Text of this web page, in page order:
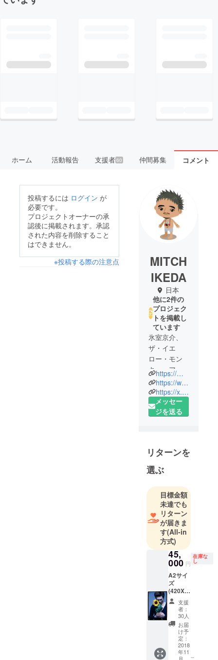
ホーム 活動報告 支援者60 仲間募集 コメント
投稿するには ログイン が
必要です。
プロジェクトオーナーの承
認後に掲載されます。承認
された内容を削除すること
はできません。
※投稿する際の注意点
MITCH
IKEDA
日本
他に2件の
プロジェク
トを掲載し
ています
氷室京介、
ザ・イエ
ロー・モン
キー、アジ
アン・カン
フー・ジェ
ネレーショ
ン、オアシ
リーチャー
ズ、ス
ウェード、
プライマ
ル・スク
リーム、ラ
ンシド、
コーンなど
日米英バン
ドと数々の
フォトコラ
ボレーショ
ンを行う。
https://mitchikeda.com/
https://www.instagram.com/mitch_ikeda/
https://x.com/mitch_ikeda
メッセー
ジを送る
リターンを
選ぶ
目標金額
未達でも
リターン
が届きま
す(All-in
方式)
45,
000 円
在庫な
し
A2サイ
ズ
(420X5
94mm)
サイズ
のオリ
ジナル
プリン
ボス加
工のス
支援
者：
30人
お届
け予
定：
2018
年11
月